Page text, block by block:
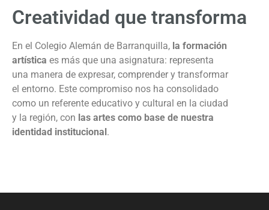
Creatividad que transforma
En el Colegio Alemán de Barranquilla, la formación
artística es más que una asignatura: representa
una manera de expresar, comprender y transformar
el entorno. Este compromiso nos ha consolidado
como un referente educativo y cultural en la ciudad
y la región, con las artes como base de nuestra
identidad institucional.